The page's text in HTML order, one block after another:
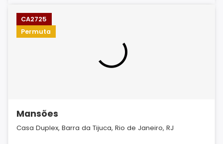
CA2725
Permuta
Mansões
Casa Duplex, Barra da Tijuca, Rio de Janeiro, RJ